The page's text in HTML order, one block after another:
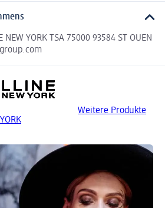
NEW YORK TSA 75000 93584 ST OUEN
Weitere Produkte